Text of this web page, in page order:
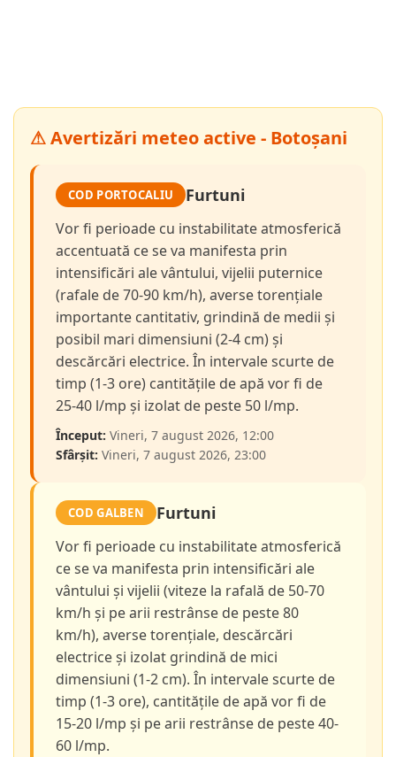
⚠ Avertizări meteo active - Botoșani
COD PORTOCALIU Furtuni
Vor fi perioade cu instabilitate atmosferică
accentuată ce se va manifesta prin
intensificări ale vântului, vijelii puternice
(rafale de 70-90 km/h), averse torențiale
importante cantitativ, grindină de medii și
posibil mari dimensiuni (2-4 cm) și
descărcări electrice. În intervale scurte de
timp (1-3 ore) cantitățile de apă vor fi de
25-40 l/mp și izolat de peste 50 l/mp.
Început: Vineri, 7 august 2026, 12:00
Sfârșit: Vineri, 7 august 2026, 23:00
COD GALBEN Furtuni
Vor fi perioade cu instabilitate atmosferică
ce se va manifesta prin intensificări ale
vântului și vijelii (viteze la rafală de 50-70
km/h și pe arii restrânse de peste 80
km/h), averse torențiale, descărcări
electrice și izolat grindină de mici
dimensiuni (1-2 cm). În intervale scurte de
timp (1-3 ore), cantitățile de apă vor fi de
15-20 l/mp și pe arii restrânse de peste 40-
60 l/mp.